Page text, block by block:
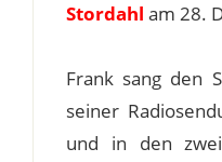
Stordahl am 28.
Frank sang den
seiner
und in den zwei